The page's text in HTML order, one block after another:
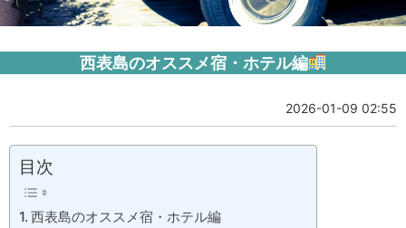
西表島のオススメ宿・ホテル編
2026-01-09 02:55
目次
西表島のオススメ宿・ホテル編